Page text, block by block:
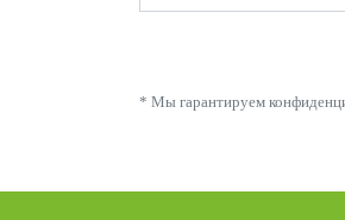
* Мы гарантируем